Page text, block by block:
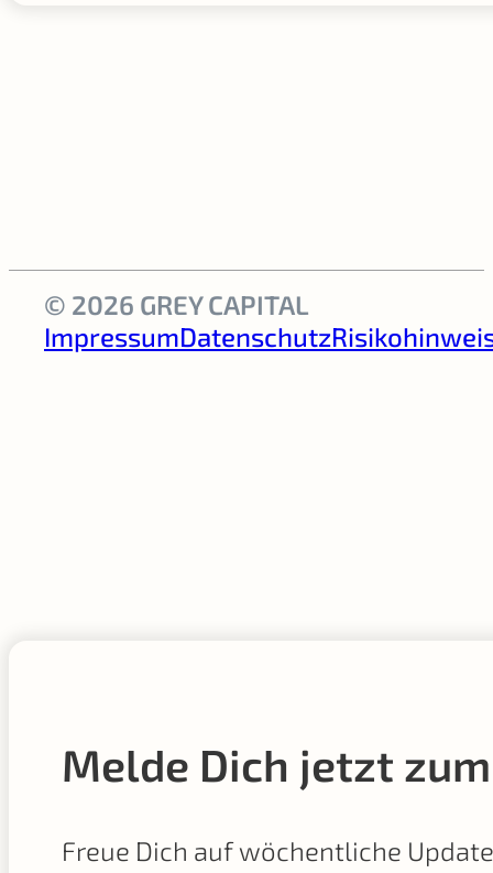
© 2026 GREY CAPITAL
ImpressumDatenschutz
Melde Dich jetzt
Freue Dich auf wöchentliche